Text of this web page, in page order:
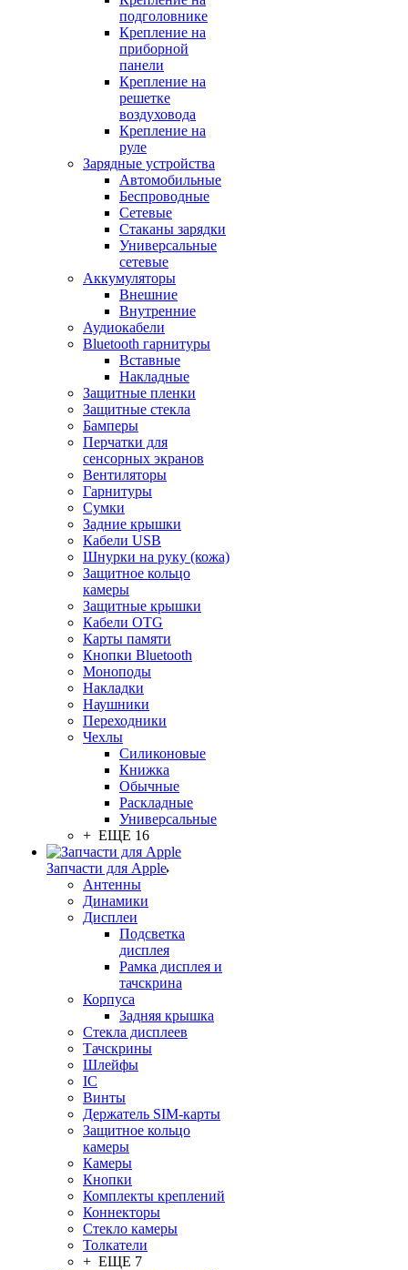
подголовнике
Крепление на
приборной
панели
Крепление на
решетке
воздуховода
Крепление на
руле
Зарядные устройства
Автомобильные
Беспроводные
Сетевые
Стаканы зарядки
Универсальные
сетевые
Аккумуляторы
Внешние
Внутренние
Аудиокабели
Bluetooth гарнитуры
Вставные
Накладные
Защитные пленки
Защитные стекла
Бамперы
Перчатки для
сенсорных экранов
Вентиляторы
Гарнитуры
Сумки
Задние крышки
Кабели USB
Шнурки на руку (кожа)
Защитное кольцо
камеры
Защитные крышки
Кабели OTG
Карты памяти
Кнопки Bluetooth
Моноподы
Накладки
Наушники
Переходники
Чехлы
Силиконовые
Книжка
Обычные
Раскладные
Универсальные
+ ЕЩЕ 16
Запчасти для Apple
Антенны
Динамики
Дисплеи
Подсветка
дисплея
Рамка дисплея и
тачскрина
Корпуса
Задняя крышка
Стекла дисплеев
Тачскрины
Шлейфы
IC
Винты
Держатель SIM-карты
Защитное кольцо
камеры
Камеры
Кнопки
Комплекты креплений
Коннекторы
Стекло камеры
Толкатели
+ ЕЩЕ 7